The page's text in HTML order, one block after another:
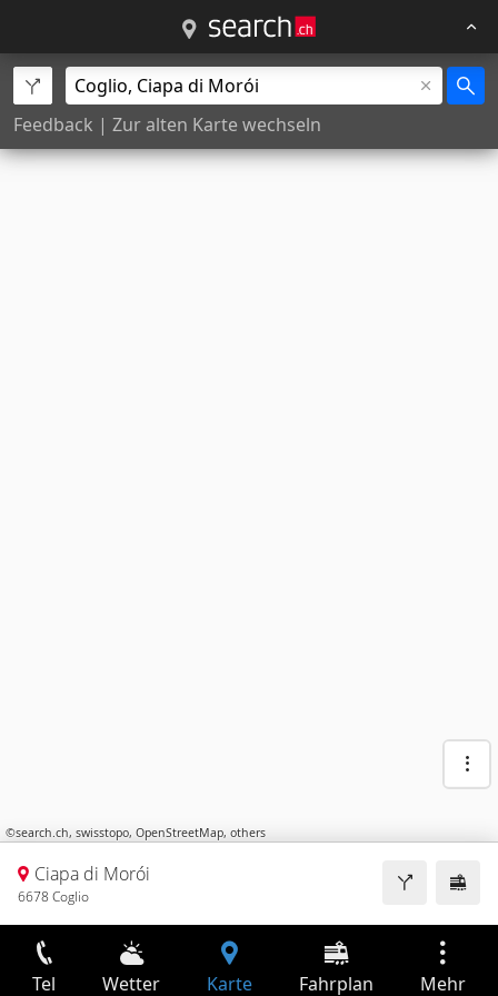
Feedback | Zur alten Karte wechseln
©search.ch, swisstopo, OpenStreetMap, others
Ciapa di Morói
6678 Coglio
Tel Wetter Karte Fahrplan Mehr